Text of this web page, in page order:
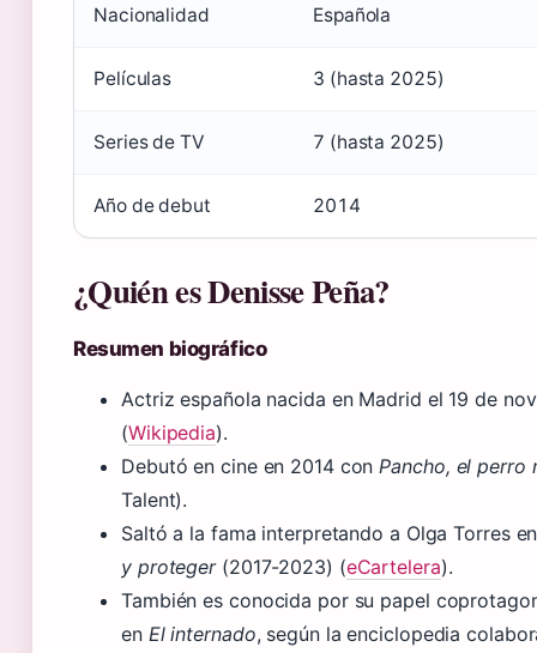
Nacionalidad Española
Películas 3 (hasta 2025)
Series de TV 7 (hasta 2025)
Año de debut 2014
¿Quién es Denisse Peña?
Resumen biográfico
Actriz española nacida en Madrid el 19 de
(Wikipedia).
Debutó en cine en 2014 conPancho, el perro
Talent).
Saltó a la fama interpretando a Olga Torres
y proteger(2017-2023) (eCartelera).
También es conocida por su papel
en El internado, según la enciclopedia